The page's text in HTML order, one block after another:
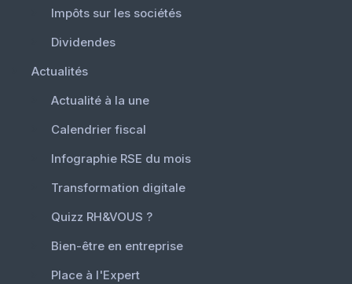
Impôts sur les sociétés
Dividendes
Actualités
Actualité à la une
Calendrier fiscal
Infographie RSE du mois
Transformation digitale
Quizz RH&VOUS ?
Bien-être en entreprise
Place à l'Expert